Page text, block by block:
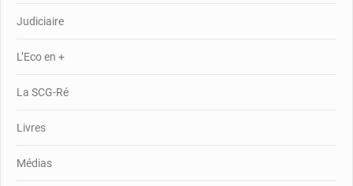
Judiciaire
L’Eco en +
La SCG-Ré
Livres
Médias